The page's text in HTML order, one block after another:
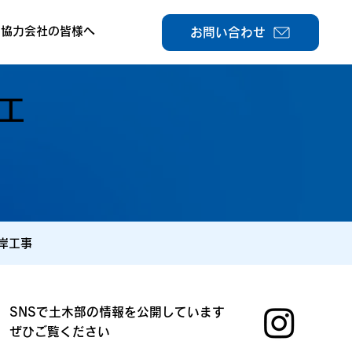
協力会社の皆様へ お問い合わせ
工事
SNSで土木部の情報を公開しています
ぜひご覧ください